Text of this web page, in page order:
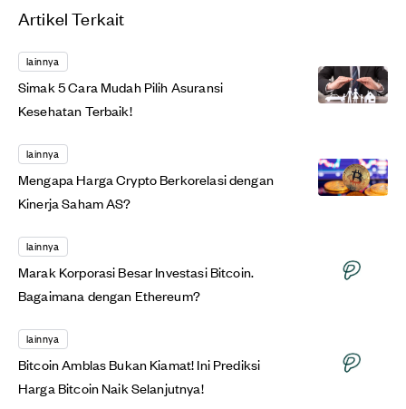
Artikel Terkait
lainnya
Simak 5 Cara Mudah Pilih Asuransi
Kesehatan Terbaik!
lainnya
Mengapa Harga Crypto Berkorelasi dengan
Kinerja Saham AS?
lainnya
Marak Korporasi Besar Investasi Bitcoin.
Bagaimana dengan Ethereum?
lainnya
Bitcoin Amblas Bukan Kiamat! Ini Prediksi
Harga Bitcoin Naik Selanjutnya!